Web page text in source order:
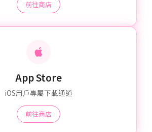
前往商店
App Store
iOS用戶專屬下載通道
前往商店